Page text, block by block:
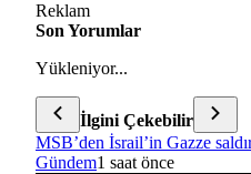
Reklam
Son Yorumlar
Yükleniyor...
İlgini Çekebilir
MSB’den İsrail’in Gazze
Gündem1 saat önce